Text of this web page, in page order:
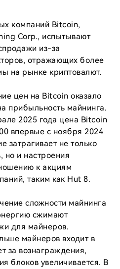
компаний Bitcoin,
Corp., испытывают
из-за
отражающих более
на рынке криптовалют.
цен на Bitcoin оказало
прибыльность майнинга.
2025 года цена Bitcoin
впервые с ноября 2024
затрагивает не только
но и настроения
к акциям
таким как Hut 8.
сложности майнинга
сжимают
для майнеров.
майнеров входит в
за вознаграждения,
блоков увеличивается. В